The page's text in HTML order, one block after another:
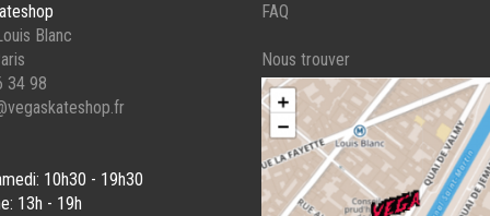
Blanc
34 98
10h30 - 19h30
13h - 19h
FAQ
Nous trouver